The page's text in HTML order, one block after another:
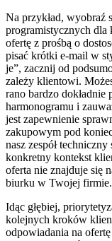
Na przykład, wyobraź
programistycznych dla
ofertę z prośbą o
pisać krótki e-mail w
je”, zacznij od
zależy klientowi.
rano bardzo dokładnie
harmonogramu i
jest zapewnienie
zakupowym pod
nasz zespół
konkretny kontekst
oferta nie znajduje się
biurku w Twojej firmie.
Idąc głębiej,
kolejnych kroków
odpowiadania na